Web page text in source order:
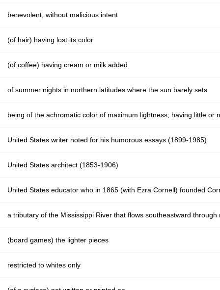
benevolent; without malicious intent
(of hair) having lost its color
(of coffee) having cream or milk added
of summer nights in northern latitudes where the sun barely sets
being of the achromatic color of maximum lightness; having little or
United States writer noted for his humorous essays (1899-1985)
United States architect (1853-1906)
United States educator who in 1865 (with Ezra Cornell) founded
a tributary of the Mississippi River that flows southeastward
(board games) the lighter pieces
restricted to whites only